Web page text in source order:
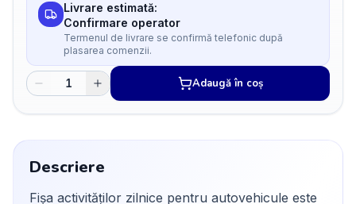
Livrare estimată:
Confirmare operator
Termenul de livrare se confirmă telefonic după
plasarea comenzii.
Adaugă în coș
Descriere
Fișa activităților zilnice pentru autovehicule este